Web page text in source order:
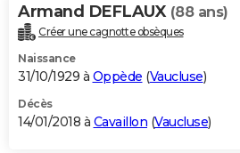
Armand DEFLAUX (88 ans)
Créer une cagnotte obsèques
Naissance
31/10/1929 à Oppède (Vaucluse)
Décès
14/01/2018 à Cavaillon (Vaucluse)